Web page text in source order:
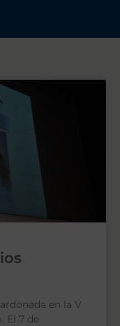
en la V
El 7 de